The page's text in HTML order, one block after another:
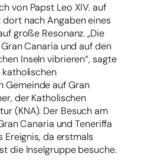
von Papst Leo XIV. auf
nach Angaben eines
große Resonanz. „Die
Canaria und auf den
Inseln vibrieren“, sagte
Gemeinde auf Gran
der Katholischen
(KNA). Der Besuch am
Canaria und Teneriffa
Ereignis, da erstmals
die Inselgruppe besuche.